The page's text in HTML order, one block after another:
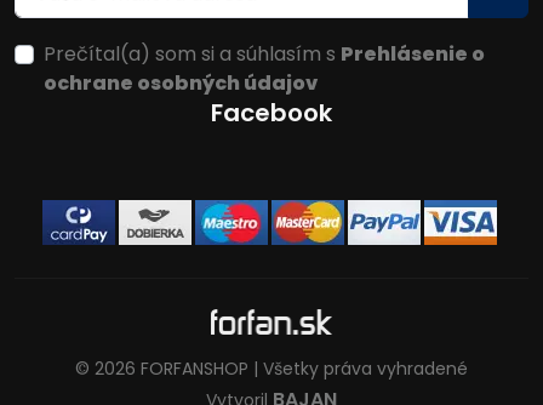
Prečítal(a) som si a súhlasím s Prehlásenie o
ochrane osobných údajov
Facebook
© 2026 FORFANSHOP | Všetky práva vyhradené
Vytvoril BAJAN